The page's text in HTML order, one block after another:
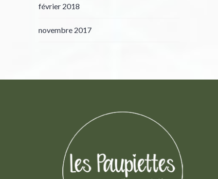
février 2018
novembre 2017